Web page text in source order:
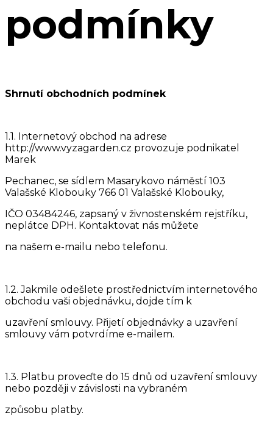
podmínky
Shrnutí obchodních podmínek
1.1. Internetový obchod na adrese
http://www.vyzagarden.cz provozuje podnikatel
Marek
Pechanec, se sídlem Masarykovo náměstí 103
Valašské Klobouky 766 01 Valašské Klobouky,
IČO 03484246, zapsaný v živnostenském rejstříku,
neplátce DPH. Kontaktovat nás můžete
na našem e-mailu nebo telefonu.
1.2. Jakmile odešlete prostřednictvím internetového
obchodu vaši objednávku, dojde tím k
uzavření smlouvy. Přijetí objednávky a uzavření
smlouvy vám potvrdíme e-mailem.
1.3. Platbu proveďte do 15 dnů od uzavření smlouvy
nebo později v závislosti na vybraném
způsobu platby.